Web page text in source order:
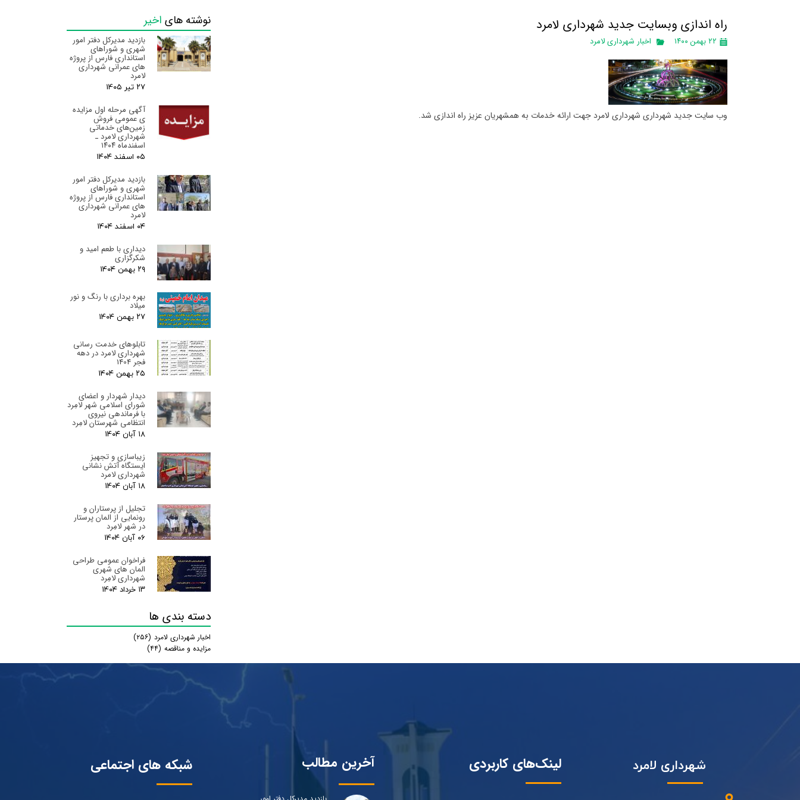
راه اندازی وبسایت جدید شهرداری لامرد
۲۲ بهمن ۱۴۰۰ اخبار شهرداری لامرد
وب سایت جدید شهرداری شهرداری لامرد جهت ارائه خدمات به همشهریان عزیز راه اندازی شد.
نوشته های اخیر
بازدید مدیرکل دفتر امور
شهری و شوراهای
استانداری فارس از پروژه
های عمرانی شهرداری
لامرد
۲۷ تیر ۰۵
آگهی مرحله اول مزایده
ی عمومی فروش
زمین‌های خدماتی
شهرداری لامرد ـ
اسفندماه ۱۴۰۴
۰۵ اسفند ۰۴
بازدید مدیرکل دفتر امور
شهری و شوراهای
استانداری فارس از پروژه
های عمرانی شهرداری
لامرد
۰۴ اسفند ۰۴
دیداری با طعم امید و
شکرگزاری
۲۹ بهمن ۰۴
بهره برداری با رنگ و نور
میلاد
۲۷ بهمن ۰۴
تابلوهای خدمت رسانی
شهرداری لامرد در دهه
فجر 1404
۲۵ بهمن ۰۴
دیدار شهردار و اعضای
شورای اسلامی شهر لامِرد
با فرماندهی نیروی
انتظامی شهرستان لامِرد
۱۸ آبان ۰۴
زیباسازی و تجهیز
ایستگاه آتش نشانی
شهرداری لامرد
۱۸ آبان ۰۴
تجلیل از پرستاران و
رونمایی از المان پرستار
در شهر لامِرد
۰۶ آبان ۰۴
فراخوان عمومی طراحی
المان های شهری
شهرداری لامِرد
۱۳ خرداد ۰۴
دسته بندی ها
اخبار شهرداری لامرد (۲۵۶)
مزایده و مناقصه (۴۴)
شهرداری لامرد لینک‌های کاربردی آخرین مطالب شبکه های اجتماعی